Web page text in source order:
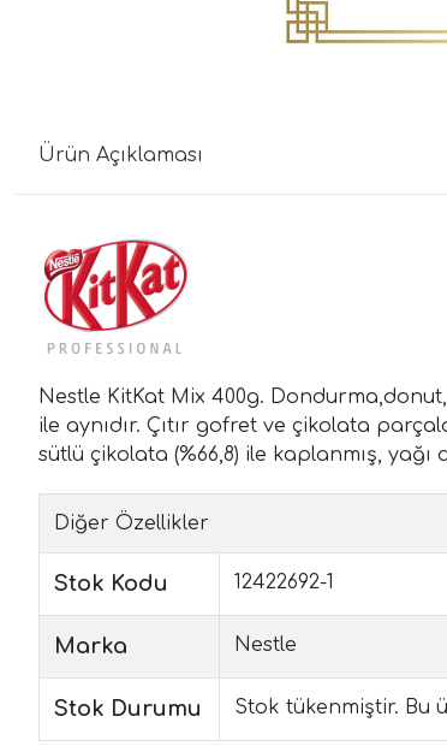
Ürün Açıklaması
Nestle KitKat Mix 400g.
ile aynıdır. Çıtır gofret ve çikolata
sütlü çikolata (%66,8) ile kaplanmış,
Diğer Özellikler
Stok Kodu 12422692-1
Marka Nestle
Stok Durumu Stok tükenmiştir. Bu